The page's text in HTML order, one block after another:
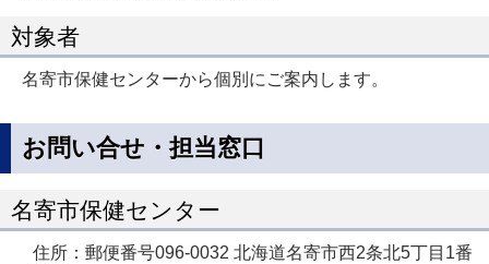
対象者
名寄市保健センターから個別にご案内します。
お問い合せ・担当窓口
名寄市保健センター
住所：郵便番号096-0032 北海道名寄市西2条北5丁目1番